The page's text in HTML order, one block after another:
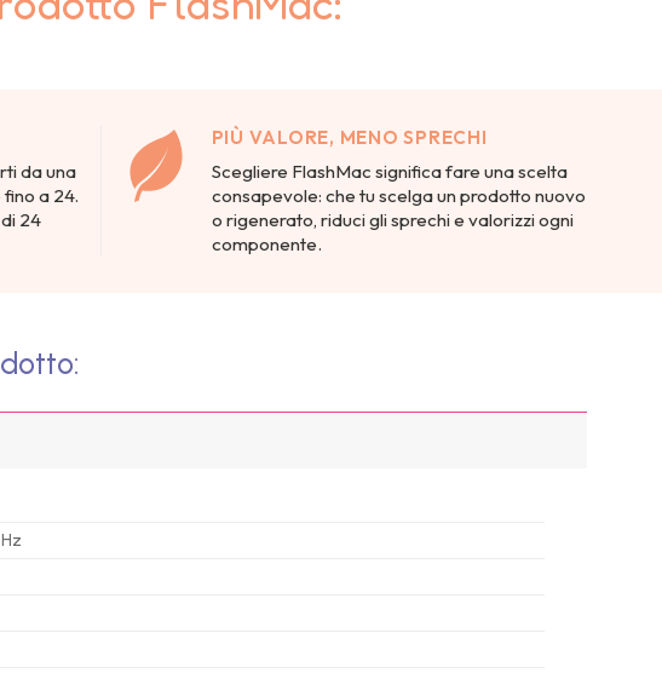
da una
a 24.
24
PIÙ VALORE, MENO SPRECHI
Scegliere FlashMac significa fare una scelta
consapevole: che tu scelga un prodotto nuovo
o rigenerato, riduci gli sprechi e valorizzi ogni
componente.